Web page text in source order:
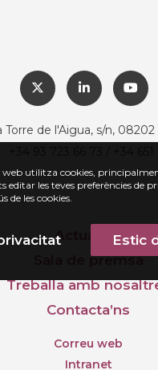
Torre de l'Aigua, s/n,
Actualitat
Sala de premsa
Treballa amb
Contacta’ns
Correu web
Intranet
web utilitza cookies,
editar les teves preferències de
de les cookies.
Estic